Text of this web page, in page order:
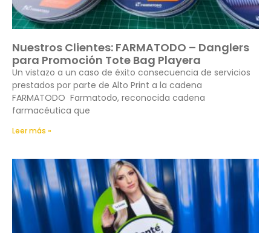
Nuestros Clientes: FARMATODO – Danglers
para Promoción Tote Bag Playera
Un vistazo a un caso de éxito consecuencia de servicios
prestados por parte de Alto Print a la cadena
FARMATODO Farmatodo, reconocida cadena
farmacéutica que
Leer más »